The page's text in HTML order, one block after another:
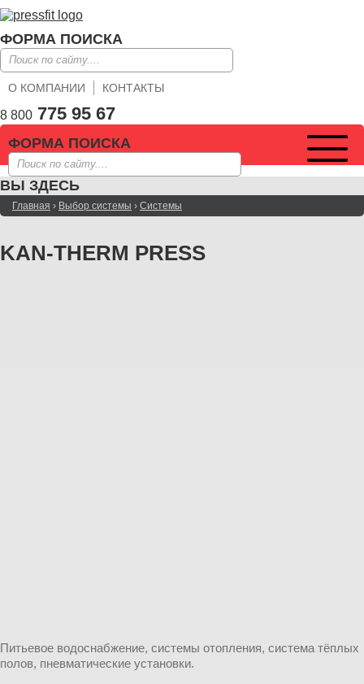
ФОРМА ПОИСКА
О КОМПАНИИ КОНТАКТЫ
8 800 775 95 67
ФОРМА ПОИСКА
ВЫ ЗДЕСЬ
Главная › Выбор системы › Системы
KAN-THERM PRESS
Питьевое водоснабжение, системы отопления, система тёплых
полов, пневматические установки.